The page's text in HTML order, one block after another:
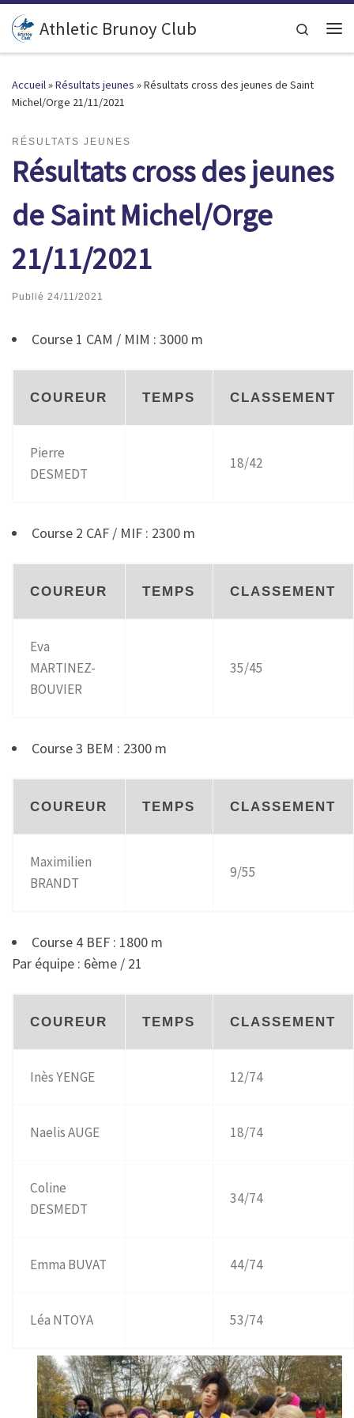
Passer au contenu
Athletic Brunoy Club Search
Accueil»Résultats jeunes »Résultats cross des jeunes de Saint
Michel/Orge 21/11/2021
RÉSULTATS JEUNES
Résultats cross des jeunes
de Saint Michel/Orge
21/11/2021
Publié 24/11/2021
Course 1 CAM / MIM : 3000 m
COUREUR TEMPS CLASSEMENT
Pierre
DESMEDT
18/42
Course 2 CAF / MIF : 2300 m
COUREUR TEMPS CLASSEMENT
Eva
MARTINEZ-
BOUVIER
35/45
Course 3 BEM : 2300 m
COUREUR TEMPS CLASSEMENT
Maximilien
BRANDT
9/55
Course 4 BEF : 1800 m
Par équipe : 6ème / 21
COUREUR TEMPS CLASSEMENT
Inès YENGE 12/74
Naelis AUGE 18/74
Coline
DESMEDT
34/74
Emma BUVAT 44/74
Léa NTOYA 53/74